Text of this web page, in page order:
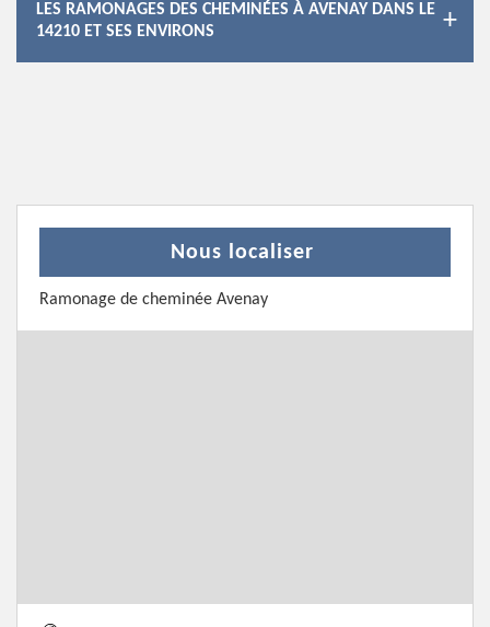
LES RAMONAGES DES CHEMINÉES À AVENAY DANS LE
14210 ET SES ENVIRONS
Nous localiser
Ramonage de cheminée Avenay